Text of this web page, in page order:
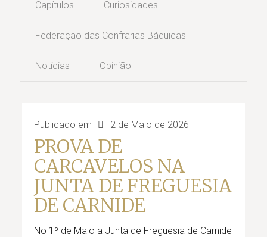
Capítulos Curiosidades
Federação das Confrarias Báquicas
Notícias Opinião
Publicado em 2 de Maio de 2026
PROVA DE
CARCAVELOS NA
JUNTA DE FREGUESIA
DE CARNIDE
No 1º de Maio a Junta de Freguesia de Carnide